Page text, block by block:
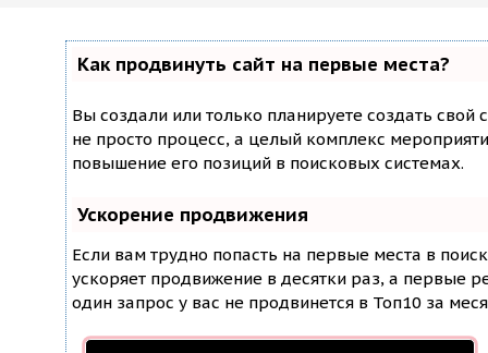
Как продвинуть сайт на первые места?
Вы создали или только планируете создать свой
не просто процесс, а целый комплекс
повышение его позиций в поисковых системах.
Ускорение продвижения
Если вам трудно попасть на первые места в
ускоряет продвижение в десятки раз, а первые
один запрос у вас не продвинется в Топ10 за